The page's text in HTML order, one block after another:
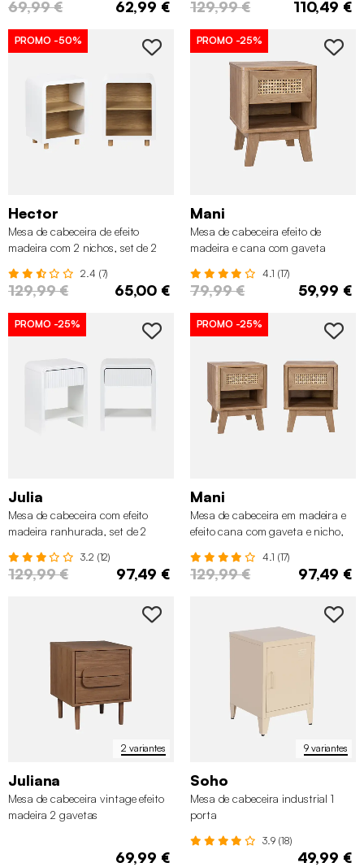
69,99 € 62,99 € 129,99 € 110,49 €
PROMO -50%
Hector
Mesa de cabeceira de efeito
madeira com 2 nichos, set de 2
2.4 (7)
129,99 € 65,00 €
PROMO -25%
Mani
Mesa de cabeceira efeito de
madeira e cana com gaveta
4.1 (17)
79,99 € 59,99 €
PROMO -25%
Julia
Mesa de cabeceira com efeito
madeira ranhurada, set de 2
3.2 (12)
129,99 € 97,49 €
PROMO -25%
Mani
Mesa de cabeceira em madeira e
efeito cana com gaveta e nicho,
4.1 (17)
129,99 € 97,49 €
2 variantes
Juliana
Mesa de cabeceira vintage efeito
madeira 2 gavetas
69,99 €
9 variantes
Soho
Mesa de cabeceira industrial 1
porta
3.9 (18)
49,99 €